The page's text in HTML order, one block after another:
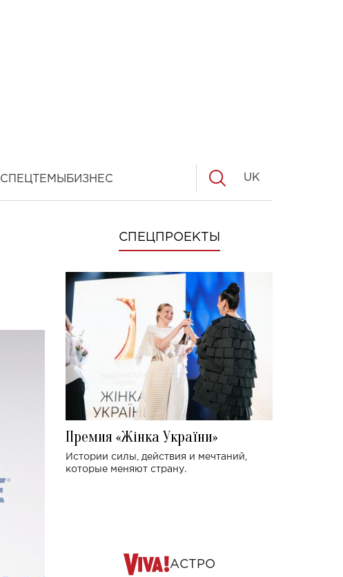
СПЕЦТЕМЫ БИЗНЕС UK
СПЕЦПРОЕКТЫ
Премия «Жінка України»
Истории силы, действия и мечтаний,
которые меняют страну.
АСТРО